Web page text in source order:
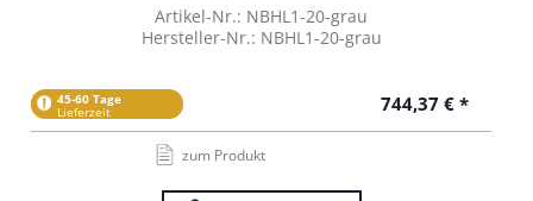
Artikel-Nr.: NBHL1-20-grau
Hersteller-Nr.: NBHL1-20-grau
45-60 Tage
Lieferzeit 744,37 € *
zum Produkt